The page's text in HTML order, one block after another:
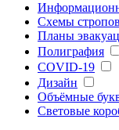
Схемы
Планы
Полиграфия
COVID-19
Дизайн
Объёмные
Световые